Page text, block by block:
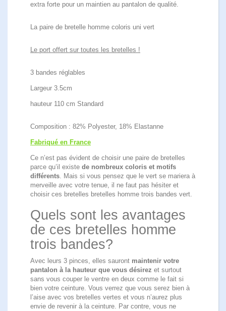
extra forte pour un maintien au pantalon de qualité.
La paire de bretelle homme coloris uni vert
Le port offert sur toutes les bretelles !
3 bandes réglables
Largeur 3.5cm
hauteur 110 cm Standard
Composition : 82% Polyester, 18% Elastanne
Fabriqué en France
Ce n’est pas évident de choisir une paire de bretelles
parce qu’il existe de nombreux coloris et motifs
différents. Mais si vous pensez que le vert se mariera à
merveille avec votre tenue, il ne faut pas hésiter et
choisir ces bretelles bretelles homme trois bandes vert.
Quels sont les avantages
de ces bretelles homme
trois bandes?
Avec leurs 3 pinces, elles sauront maintenir votre
pantalon à la hauteur que vous désirez et surtout
sans vous couper le ventre en deux comme le fait si
bien votre ceinture. Vous verrez que vous serez bien à
l’aise avec vos bretelles vertes et vous n’aurez plus
envie de revenir à la ceinture. Par contre, vous ne